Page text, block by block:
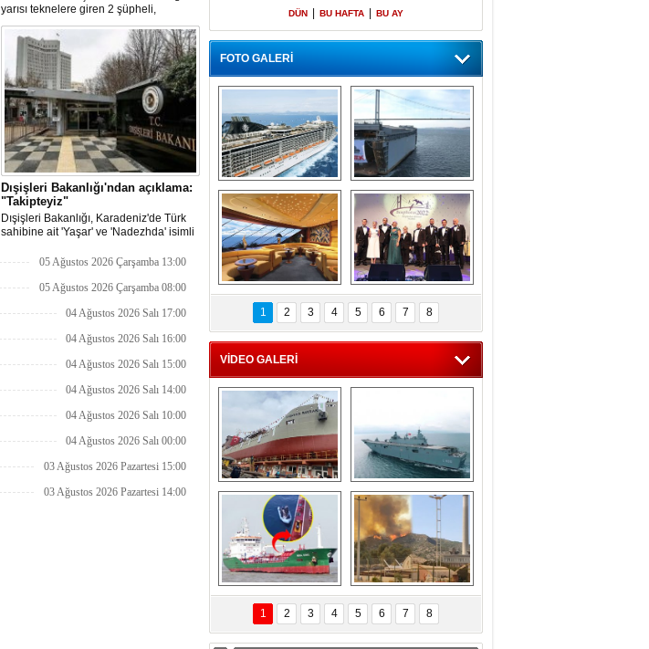
yarısı teknelere giren 2 şüpheli,
elektronik cihazlar ve değerli eşyalar
çaldı. Olay, güvenlik kameralarına
yansıdı, tekne sahiplerinin ihbarıyla
jandarma inceleme başlattı.
Dışişleri Bakanlığı'ndan açıklama:
"Takipteyiz"
Dışişleri Bakanlığı, Karadeniz'de Türk
sahibine ait 'Yaşar' ve 'Nadezhda' isimli
araçlarıyla gerçekleştirilen saldırıda
güvenliğinin yakından takip edildiğini
05 Ağustos 2026 Çarşamba 13:00
05 Ağustos 2026 Çarşamba 08:00
04 Ağustos 2026 Salı 17:00
04 Ağustos 2026 Salı 16:00
04 Ağustos 2026 Salı 15:00
04 Ağustos 2026 Salı 14:00
04 Ağustos 2026 Salı 10:00
04 Ağustos 2026 Salı 00:00
03 Ağustos 2026 Pazartesi 15:00
03 Ağustos 2026 Pazartesi 14:00
DÜN BU HAFTA BU AY
FOTO GALERİ
“Gemi içinde gemi”
konsepti ile MSC
Splendida
Dünyada tek!
Denizaltı yüzer
havuzu intikal
seyrine başladı
MSC'den 55 milyon
euroluk turizm geliri
müjdesi
5. Bosphorus Ship
Brokers Dinner,
İstanbul’da yapıldı
1 2 3 4 5 6 7 8
VİDEO GALERİ
Çeksan Tersanesi,
Başaran Bayrak
tankerini suya
indirdi
TCG Anadolu,
tersane teknik
seyrini tamamladı
Göçmenlerin
imdadına Türk
sahipli MINA DENIZ
yetişti
Milas’taki yangın
yeniden termik
santrallere doğru
ilerliyor
1 2 3 4 5 6 7 8